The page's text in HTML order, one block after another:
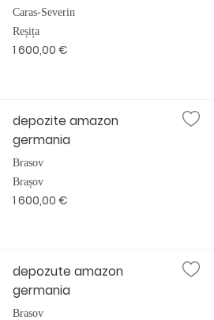
Caras-Severin
Reșița
1 600,00 €
depozite amazon
germania
Brasov
Brașov
1 600,00 €
depozute amazon
germania
Brasov